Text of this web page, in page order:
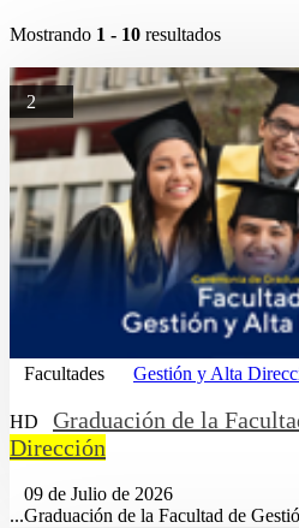
Mostrando 1 - 10 resultados
2
Facultades Gestión y Alta
HD
Graduación de la
Dirección
09 de Julio de 2026
...Graduación de la Facultad de